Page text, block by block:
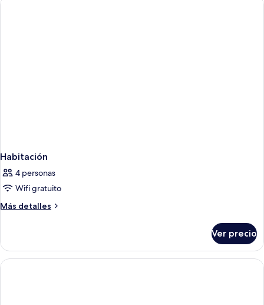
Habitación
4 personas
Wifi gratuito
Más detalles
Más
Ver precio